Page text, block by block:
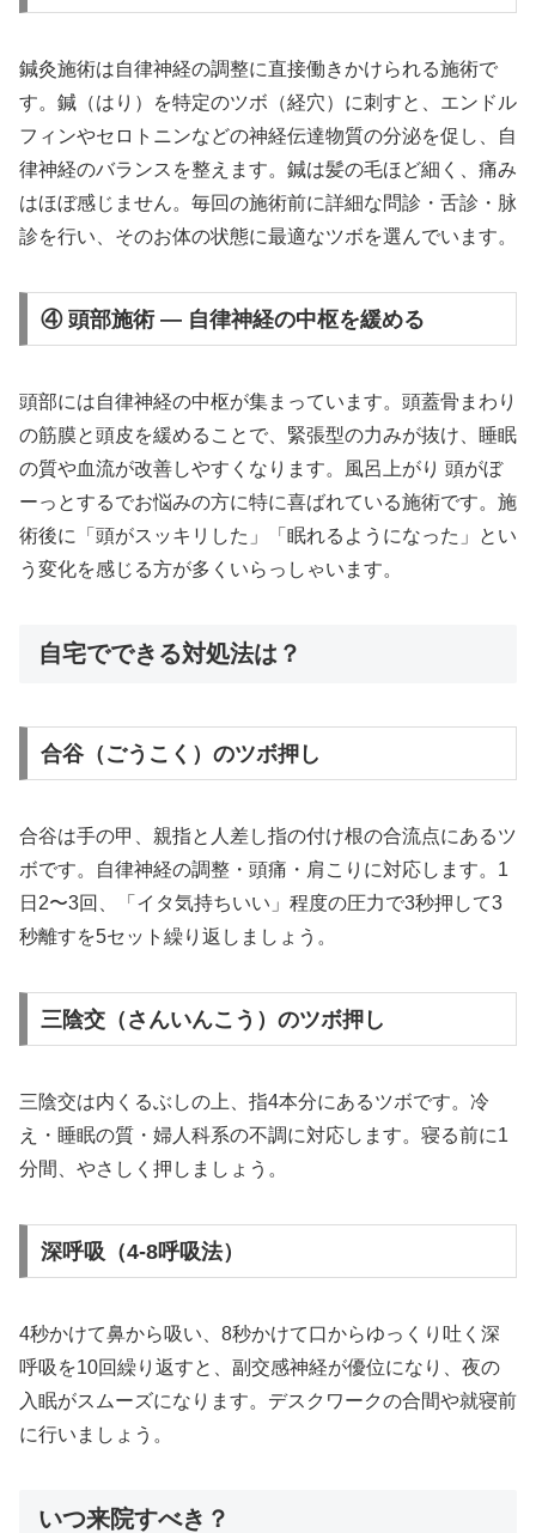
鍼灸施術は自律神経の調整に直接働きかけられる施術で
す。鍼（はり）を特定のツボ（経穴）に刺すと、エンドル
フィンやセロトニンなどの神経伝達物質の分泌を促し、自
律神経のバランスを整えます。鍼は髪の毛ほど細く、痛み
はほぼ感じません。毎回の施術前に詳細な問診・舌診・脉
診を行い、そのお体の状態に最適なツボを選んでいます。
④ 頭部施術 — 自律神経の中枢を緩める
頭部には自律神経の中枢が集まっています。頭蓋骨まわり
の筋膜と頭皮を緩めることで、緊張型の力みが抜け、睡眠
の質や血流が改善しやすくなります。風呂上がり 頭がぼ
ーっとするでお悩みの方に特に喜ばれている施術です。施
術後に「頭がスッキリした」「眠れるようになった」とい
う変化を感じる方が多くいらっしゃいます。
自宅でできる対処法は？
合谷（ごうこく）のツボ押し
合谷は手の甲、親指と人差し指の付け根の合流点にあるツ
ボです。自律神経の調整・頭痛・肩こりに対応します。1
日2〜3回、「イタ気持ちいい」程度の圧力で3秒押して3
秒離すを5セット繰り返しましょう。
三陰交（さんいんこう）のツボ押し
三陰交は内くるぶしの上、指4本分にあるツボです。冷
え・睡眠の質・婦人科系の不調に対応します。寝る前に1
分間、やさしく押しましょう。
深呼吸（4-8呼吸法）
4秒かけて鼻から吸い、8秒かけて口からゆっくり吐く深
呼吸を10回繰り返すと、副交感神経が優位になり、夜の
入眠がスムーズになります。デスクワークの合間や就寝前
に行いましょう。
いつ来院すべき？